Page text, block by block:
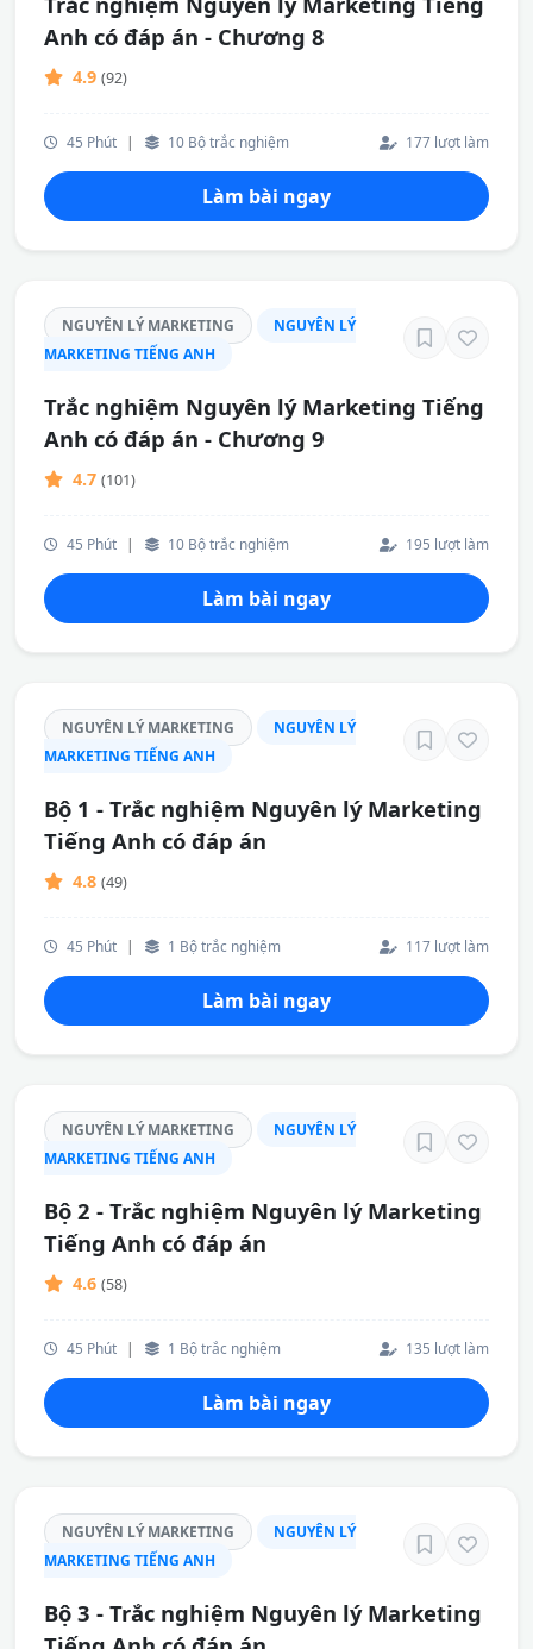
Anh có đáp án - Chương 8
4.9 (92)
45 Phút | 10 Bộ trắc nghiệm 177 lượt làm
Làm bài ngay
NGUYÊN LÝ MARKETING
NGUYÊN LÝ
MARKETING TIẾNG ANH
Trắc nghiệm Nguyên lý Marketing Tiếng
Anh có đáp án - Chương 9
4.7 (101)
45 Phút | 10 Bộ trắc nghiệm 195 lượt làm
Làm bài ngay
NGUYÊN LÝ MARKETING
NGUYÊN LÝ
MARKETING TIẾNG ANH
Bộ 1 - Trắc nghiệm Nguyên lý Marketing
Tiếng Anh có đáp án
4.8 (49)
45 Phút | 1 Bộ trắc nghiệm 117 lượt làm
Làm bài ngay
NGUYÊN LÝ MARKETING
NGUYÊN LÝ
MARKETING TIẾNG ANH
Bộ 2 - Trắc nghiệm Nguyên lý Marketing
Tiếng Anh có đáp án
4.6 (58)
45 Phút | 1 Bộ trắc nghiệm 135 lượt làm
Làm bài ngay
NGUYÊN LÝ MARKETING
NGUYÊN LÝ
MARKETING TIẾNG ANH
Bộ 3 - Trắc nghiệm Nguyên lý Marketing